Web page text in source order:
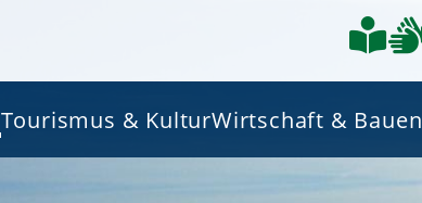
Tourismus & KulturWirtschaft & Bauen